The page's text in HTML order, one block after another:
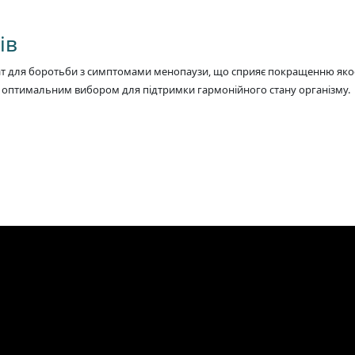
для боротьби з симптомами менопаузи, що сприяє покращенню
оптимальним вибором для підтримки гармонійного стану організму.